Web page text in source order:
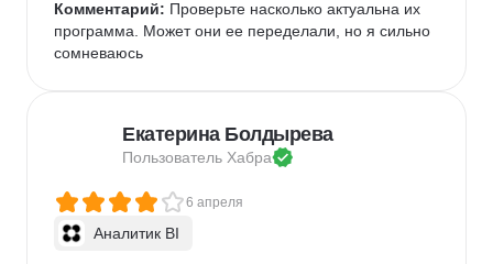
Комментарий: Проверьте насколько актуальна их
программа. Может они ее переделали, но я сильно
сомневаюсь
Екатерина Болдырева
Пользователь Хабра
6 апреля
Аналитик BI